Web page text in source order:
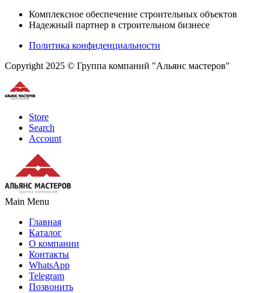
Комплексное обеспечение строительных объектов
Надежный партнер в строительном бизнесе
Политика конфиденциальности
Copyright 2025 © Группа компаний "Альянс мастеров"
Store
Search
Account
Main Menu
Главная
Каталог
О компании
Контакты
WhatsApp
Telegram
Позвонить